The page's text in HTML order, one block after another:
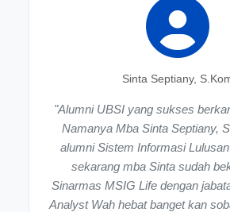
Sinta Septiany,
"Alumni UBSI yang sukses
Namanya Mba Sinta Septiany,
alumni Sistem Informasi
sekarang mba Sinta sudah
Sinarmas MSIG Life dengan
Analyst Wah hebat banget kan